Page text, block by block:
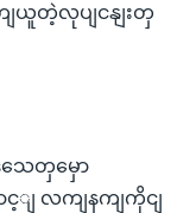
ယူတဲ့လုပျငနျးတှ
သေတှမှော
ျ လကျနကျကိုငျ